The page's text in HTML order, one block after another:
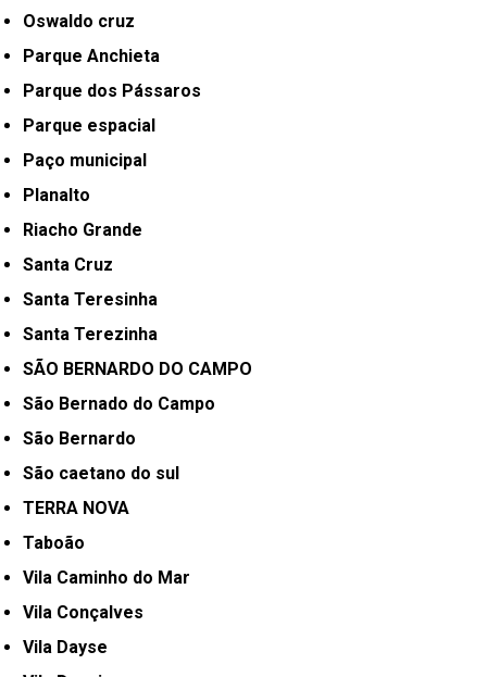
Oswaldo cruz
Parque Anchieta
Parque dos Pássaros
Parque espacial
Paço municipal
Planalto
Riacho Grande
Santa Cruz
Santa Teresinha
Santa Terezinha
SÃO BERNARDO DO CAMPO
São Bernado do Campo
São Bernardo
São caetano do sul
TERRA NOVA
Taboão
Vila Caminho do Mar
Vila Conçalves
Vila Dayse